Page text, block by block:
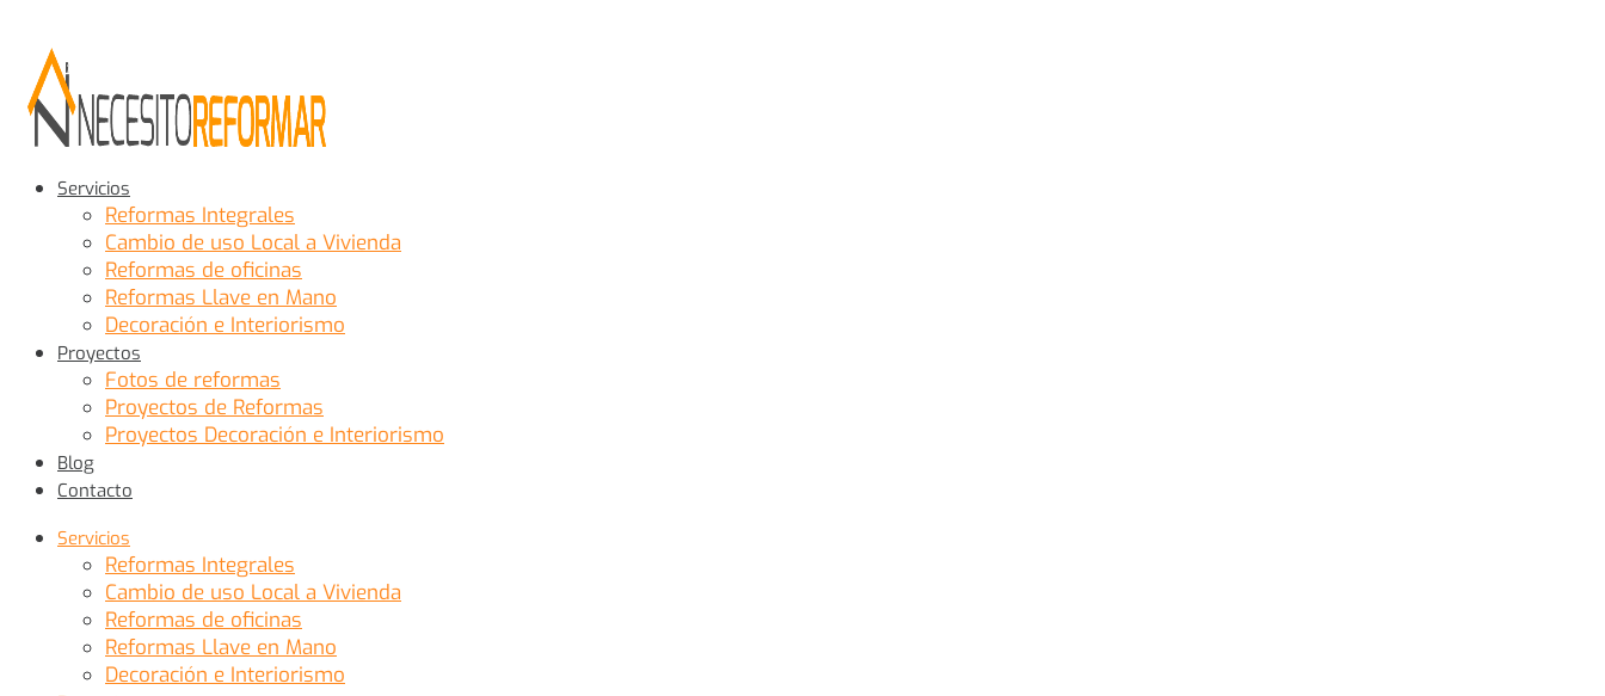
Servicios
Reformas Integrales
Cambio de uso Local a Vivienda
Reformas de oficinas
Reformas Llave en Mano
Decoración e Interiorismo
Proyectos
Fotos de reformas
Proyectos de Reformas
Proyectos Decoración e Interiorismo
Blog
Contacto
Servicios
Reformas Integrales
Cambio de uso Local a Vivienda
Reformas de oficinas
Reformas Llave en Mano
Decoración e Interiorismo